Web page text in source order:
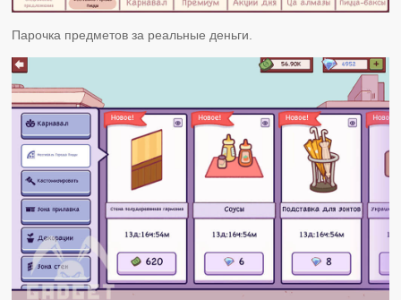
Парочка предметов за реальные деньги.